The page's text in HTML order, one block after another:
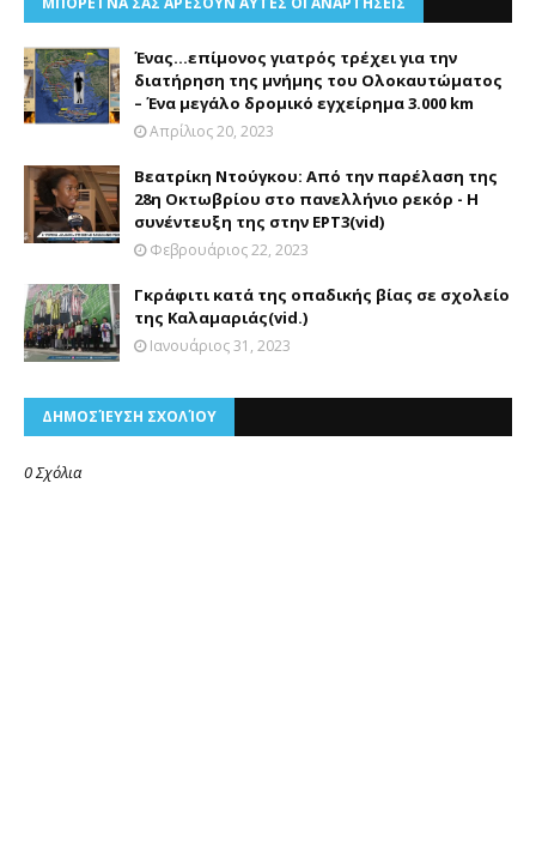
Ένας...επίμονος γιατρός τρέχει για την
διατήρηση της μνήμης του Ολοκαυτώματος
– Ένα μεγάλο δρομικό εγχείρημα 3.000 km
Απρίλιος 20, 2023
Βεατρίκη Ντούγκου: Από την παρέλαση της
28η Οκτωβρίου στο πανελλήνιο ρεκόρ - Η
συνέντευξη της στην ΕΡΤ3(vid)
Φεβρουάριος 22, 2023
Γκράφιτι κατά της οπαδικής βίας σε σχολείο
της Καλαμαριάς(vid.)
Ιανουάριος 31, 2023
ΔΗΜΟΣΊΕΥΣΗ ΣΧΟΛΊΟΥ
0 Σχόλια